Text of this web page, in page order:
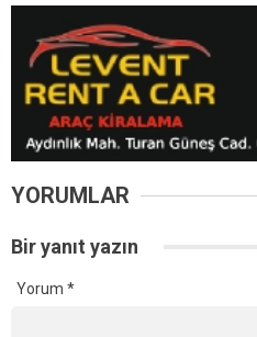
YORUMLAR
Bir yanıt yazın
Yorum *